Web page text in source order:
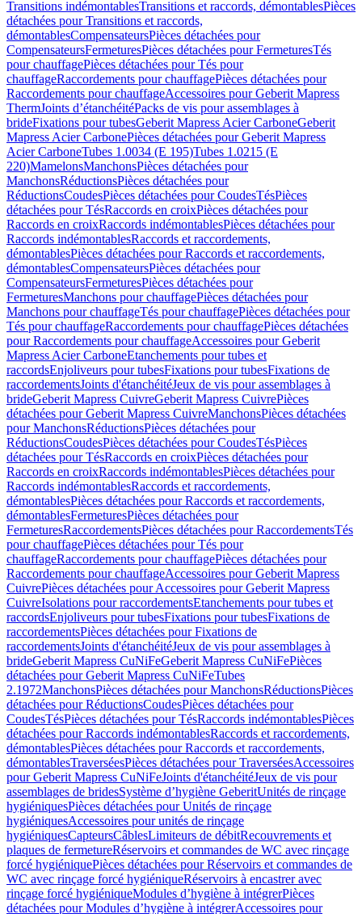
Transitions indémontablesTransitions et raccords, démontablesPièces
détachées pour Transitions et raccords,
démontablesCompensateursPièces détachées pour
CompensateursFermeturesPièces détachées pour FermeturesTés
pour chauffagePièces détachées pour Tés pour
chauffageRaccordements pour chauffagePièces détachées pour
Raccordements pour chauffageAccessoires pour Geberit Mapress
ThermJoints d’étanchéitéPacks de vis pour assemblages à
brideFixations pour tubesGeberit Mapress Acier CarboneGeberit
Mapress Acier CarbonePièces détachées pour Geberit Mapress
Acier CarboneTubes 1.0034 (E 195)Tubes 1.0215 (E
220)MamelonsManchonsPièces détachées pour
ManchonsRéductionsPièces détachées pour
RéductionsCoudesPièces détachées pour CoudesTésPièces
détachées pour TésRaccords en croixPièces détachées pour
Raccords en croixRaccords indémontablesPièces détachées pour
Raccords indémontablesRaccords et raccordements,
démontablesPièces détachées pour Raccords et raccordements,
démontablesCompensateursPièces détachées pour
CompensateursFermeturesPièces détachées pour
FermeturesManchons pour chauffagePièces détachées pour
Manchons pour chauffageTés pour chauffagePièces détachées pour
Tés pour chauffageRaccordements pour chauffagePièces détachées
pour Raccordements pour chauffageAccessoires pour Geberit
Mapress Acier CarboneEtanchements pour tubes et
raccordsEnjoliveurs pour tubesFixations pour tubesFixations de
raccordementsJoints d'étanchéitéJeux de vis pour assemblages à
brideGeberit Mapress CuivreGeberit Mapress CuivrePièces
détachées pour Geberit Mapress CuivreManchonsPièces détachées
pour ManchonsRéductionsPièces détachées pour
RéductionsCoudesPièces détachées pour CoudesTésPièces
détachées pour TésRaccords en croixPièces détachées pour
Raccords en croixRaccords indémontablesPièces détachées pour
Raccords indémontablesRaccords et raccordements,
démontablesPièces détachées pour Raccords et raccordements,
démontablesFermeturesPièces détachées pour
FermeturesRaccordementsPièces détachées pour RaccordementsTés
pour chauffagePièces détachées pour Tés pour
chauffageRaccordements pour chauffagePièces détachées pour
Raccordements pour chauffageAccessoires pour Geberit Mapress
CuivrePièces détachées pour Accessoires pour Geberit Mapress
CuivreIsolations pour raccordementsEtanchements pour tubes et
raccordsEnjoliveurs pour tubesFixations pour tubesFixations de
raccordementsPièces détachées pour Fixations de
raccordementsJoints d'étanchéitéJeux de vis pour assemblages à
brideGeberit Mapress CuNiFeGeberit Mapress CuNiFePièces
détachées pour Geberit Mapress CuNiFeTubes
2.1972ManchonsPièces détachées pour ManchonsRéductionsPièces
détachées pour RéductionsCoudesPièces détachées pour
CoudesTésPièces détachées pour TésRaccords indémontablesPièces
détachées pour Raccords indémontablesRaccords et raccordements,
démontablesPièces détachées pour Raccords et raccordements,
démontablesTraverséesPièces détachées pour TraverséesAccessoires
pour Geberit Mapress CuNiFeJoints d'étanchéitéJeux de vis pour
assemblages de bridesSystème d’hygiène GeberitUnités de rinçage
hygiéniquesPièces détachées pour Unités de rinçage
hygiéniquesAccessoires pour unités de rinçage
hygiéniquesCapteursCâblesLimiteurs de débitRecouvrements et
plaques de fermetureRéservoirs et commandes de WC avec rinçage
forcé hygiéniquePièces détachées pour Réservoirs et commandes de
WC avec rinçage forcé hygiéniqueRéservoirs à encastrer avec
rinçage forcé hygiéniqueModules d’hygiène à intégrerPièces
détachées pour Modules d’hygiène à intégrerAccessoires pour